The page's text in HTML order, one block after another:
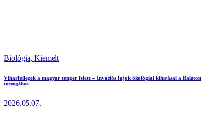
Biológia, Kiemelt
Viharfellegek a magyar tenger felett – Inváziós fajok ökológiai kihívásai a Balaton
térségében
2026.05.07.